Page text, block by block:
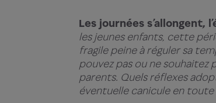
Les journées s’allongent,
les jeunes enfants, cette
fragile peine à réguler sa
pouvez pas ou ne souhaitez
parents. Quels réflexes
éventuelle canicule en